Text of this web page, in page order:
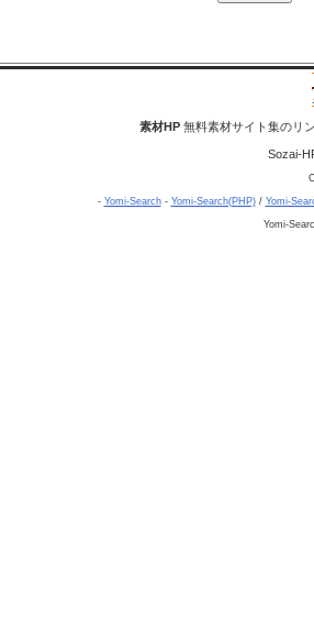
素材HP無料素材サイト集のリ
Sozai-
- Yomi-Search- Yomi-Search(PHP)/ Yomi-
Yomi-